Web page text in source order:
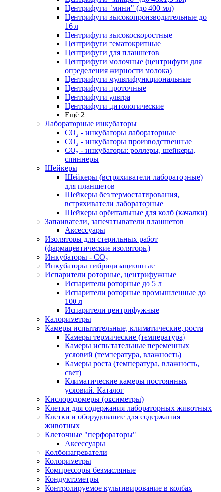
Центрифуги "мини" (до 400 мл)
Центрифуги высокопроизводительные до
16 л
Центрифуги высокоскоростные
Центрифуги гематокритные
Центрифуги для планшетов
Центрифуги молочные (центрифуги для
определения жирности молока)
Центрифуги мультифункциональные
Центрифуги проточные
Центрифуги ультра
Центрифуги цитологические
Ещё 2
Лабораторные инкубаторы
СО₂ - инкубаторы лабораторные
СО₂ - инкубаторы производственные
СО₂ - инкубаторы: роллеры, шейкеры,
спиннеры
Шейкеры
Шейкеры (встряхиватели лабораторные)
для планшетов
Шейкеры без термостатирования,
встряхиватели лабораторные
Шейкеры орбитальные для колб (качалки)
Запаиватели, запечатыватели планшетов
Аксессуары
Изоляторы для стерильных работ
(фармацевтические изоляторы)
Инкубаторы - CO₂
Инкубаторы гибридизационные
Испарители роторные, центрифужные
Испарители роторные до 5 л
Испарители роторные промышленные до
100 л
Испарители центрифужные
Калориметры
Камеры испытательные, климатические, роста
Камеры термические (температура)
Камеры испытательные переменных
условий (температура, влажность)
Камеры роста (температура, влажность,
свет)
Климатические камеры постоянных
условий. Каталог
Кислородомеры (оксиметры)
Клетки для содержания лабораторных животных
Клетки и оборудование для содержания
животных
Клеточные "перфораторы"
Аксессуары
Колбонагреватели
Колориметры
Компрессоры безмасляные
Кондуктометры
Контролируемое культивирование в колбах